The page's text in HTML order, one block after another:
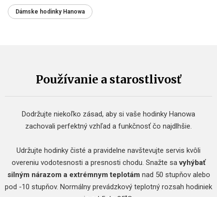
Dámske hodinky Hanowa
Používanie a starostlivosť
Dodržujte niekoľko zásad, aby si vaše hodinky Hanowa
zachovali perfektný vzhľad a funkčnosť čo najdlhšie.
Udržujte hodinky čisté a pravidelne navštevujte servis kvôli
overeniu vodotesnosti a presnosti chodu. Snažte savyhýbať
silným nárazom a extrémnym teplotám nad 50 stupňov alebo
pod -10 stupňov. Normálny prevádzkový teplotný rozsah hodiniek